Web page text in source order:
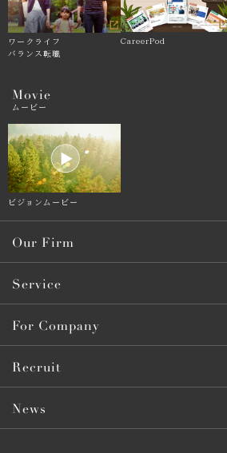
ワークライフ
バランス転職
CareerPod
Movie
ムービー
ビジョンムービー
Our Firm
Service
For Company
Recruit
News